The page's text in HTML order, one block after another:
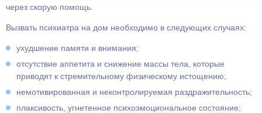
через скорую помощь.
Вызвать психиатра на дом необходимо в следующих случаях:
ухудшение памяти и внимания;
отсутствие аппетита и снижение массы тела, которые
приводят к стремительному физическому истощению;
немотивированная и неконтролируемая раздражительность;
плаксивость, угнетенное психоэмоциональное состояние;